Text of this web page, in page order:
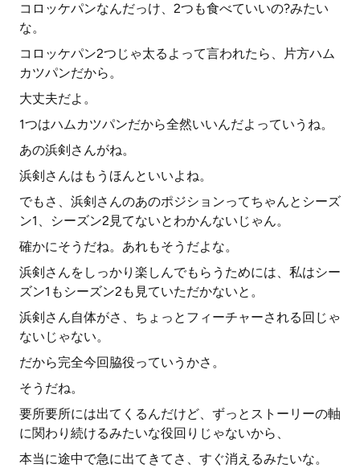
コロッケパンなんだっけ、2つも食べていいの?みたい
な。
コロッケパン2つじゃ太るよって言われたら、片方ハム
カツパンだから。
大丈夫だよ。
1つはハムカツパンだから全然いいんだよっていうね。
あの浜剣さんがね。
浜剣さんはもうほんといいよね。
でもさ、浜剣さんのあのポジションってちゃんとシーズ
ン1、シーズン2見てないとわかんないじゃん。
確かにそうだね。あれもそうだよな。
浜剣さんをしっかり楽しんでもらうためには、私はシー
ズン1もシーズン2も見ていただかないと。
浜剣さん自体がさ、ちょっとフィーチャーされる回じゃ
ないじゃない。
だから完全今回脇役っていうかさ。
そうだね。
要所要所には出てくるんだけど、ずっとストーリーの軸
に関わり続けるみたいな役回りじゃないから、
本当に途中で急に出てきてさ、すぐ消えるみたいな。